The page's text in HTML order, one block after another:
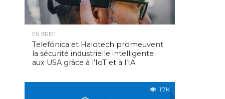
EN BREF
Telefónica et Halotech promeuvent
la sécurité industrielle intelligente
aux USA grâce à l’IoT et à l’IA
1.7K